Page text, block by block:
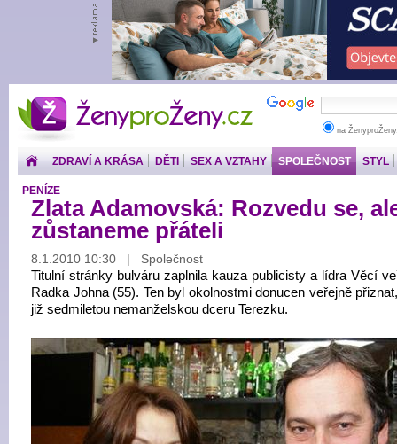
ŽenyproŽeny.cz
na
ZDRAVÍ A KRÁSA DĚTI SEX A VZTAHY SPOLEČNOST STYL
PENÍZE
Zlata Adamovská: Rozvedu se,
zůstaneme přáteli
8.1.2010 10:30 | Společnost
Titulní stránky bulváru zaplnila kauza publicisty a lídra Věcí
Radka Johna (55). Ten byl okolnostmi donucen veřejně
již sedmiletou nemanželskou dceru Terezku.